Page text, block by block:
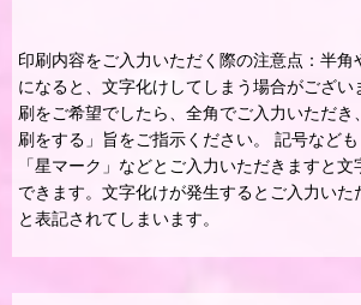
印刷内容をご入力いただく際の注意点：半角
になると、文字化けしてしまう場合がござい
刷をご希望でしたら、全角でご入力いただき
刷をする」旨をご指示ください。 記号なども
「星マーク」などとご入力いただきますと
できます。文字化けが発生するとご入力いた
と表記されてしまいます。